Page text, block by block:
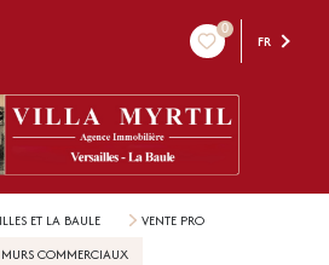
0
FR
ET LA BAULE
VENTE PRO
MURS COMMERCIAUX